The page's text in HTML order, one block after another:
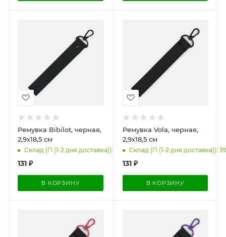
Ремувка Bibilot, черная,
2,9х18,5 см
Склад (П (1-2 дня доставка)): 3929
131 ₽
В КОРЗИНУ
Ремувка Vola, черная,
2,9х18,5 см
Склад (П (1-2 дня доставка)):
131₽
В КОРЗИНУ